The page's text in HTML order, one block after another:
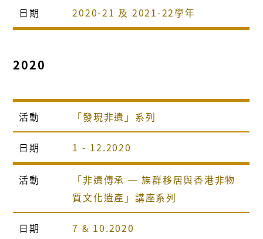
日期 2020-21 及 2021-22學年
2020
活動 「發現非遺」系列
日期 1 - 12.2020
活動
「非遺傳承 ─ 族群移居與香港非物
質文化遺產」講座系列
日期 7 & 10.2020